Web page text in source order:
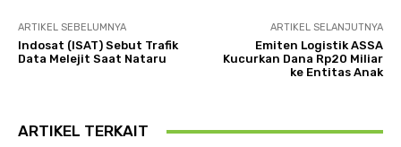
ARTIKEL SEBELUMNYA
Indosat (ISAT) Sebut Trafik
Data Melejit Saat Nataru
ARTIKEL SELANJUTNYA
Emiten Logistik ASSA
Kucurkan Dana Rp20 Miliar
ke Entitas Anak
ARTIKEL TERKAIT